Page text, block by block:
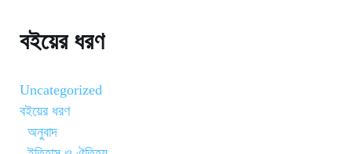
বইয়ের ধরণ
Uncategorized
বইয়ের ধরণ
অনুবাদ